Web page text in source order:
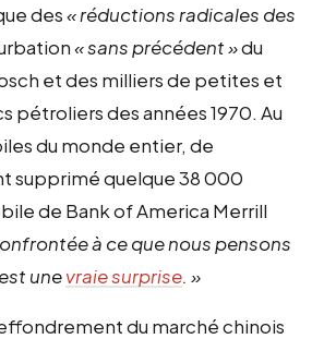
des« réductions radicales des
« sans précédent »du
et des milliers de petites et
pétroliers des années 1970. Au
du monde entier, de
supprimé quelque 38 000
de Bank of America Merrill
à ce que nous pensons
unevraie surprise. »
du marché chinois